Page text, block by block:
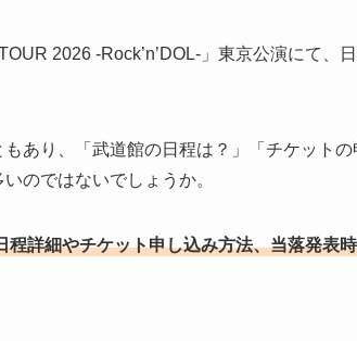
2026 -Rock’n’DOL-」東京公演にて、
あり、「武道館の日程は？」「チケット
のではないでしょうか。
詳細やチケット申し込み方法、当落発表